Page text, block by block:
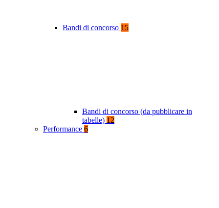
Bandi di concorso 15
Bandi di concorso (da pubblicare in
tabelle) 12
Performance 6